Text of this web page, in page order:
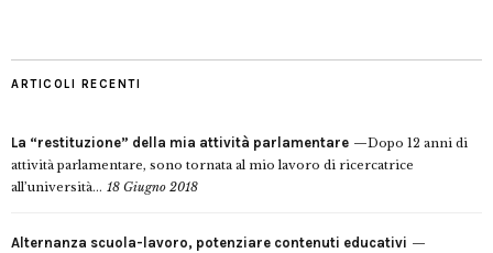
ARTICOLI RECENTI
La “restituzione” della mia attività parlamentare
Dopo 12 anni di
attività parlamentare, sono tornata al mio lavoro di ricercatrice
all’università... 18 Giugno 2018
Alternanza scuola-lavoro, potenziare contenuti educativi